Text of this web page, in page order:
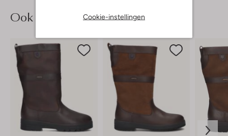
Cookie-instellingen
Ook iets voor jou?